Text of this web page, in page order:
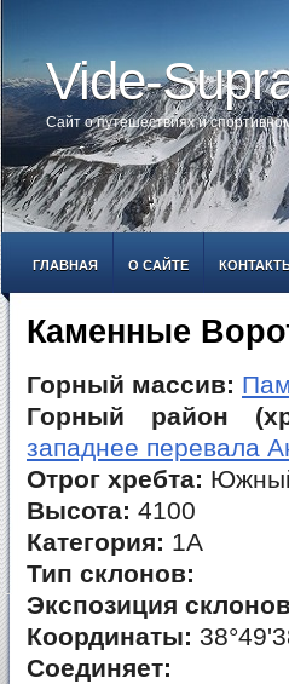
Vide-
Сайт о путешествиях и
ГЛАВНАЯ О САЙТЕ
Каменные
Горный массив:
Горный район
западнее перевала
Отрог хребта:
Высота: 4100
Категория: 1А
Тип склонов:
Экспозиция
Координаты:
Соединяет: